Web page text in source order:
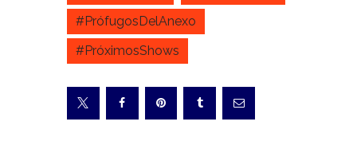
#PrófugosDelAnexo
#PróximosShows